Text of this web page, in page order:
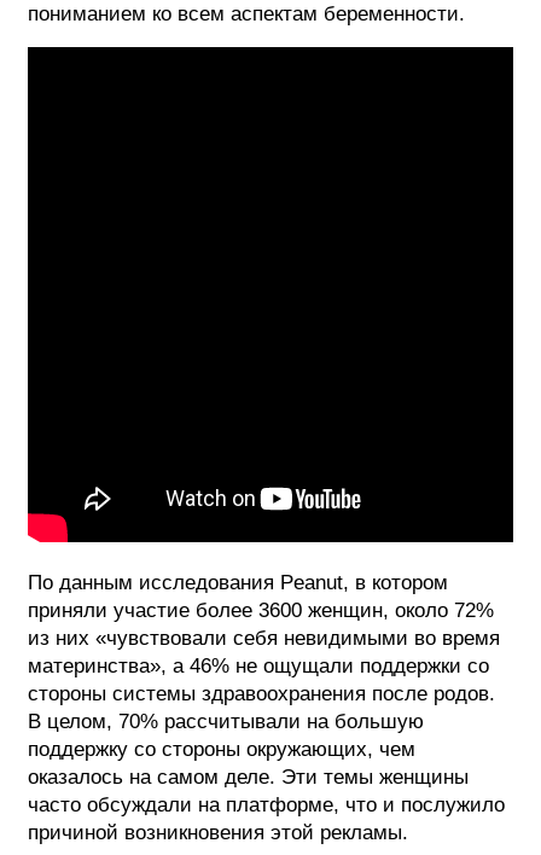
пониманием ко всем аспектам беременности.
По данным исследования Peanut, в котором
приняли участие более 3600 женщин, около 72%
из них «чувствовали себя невидимыми во время
материнства», а 46% не ощущали поддержки со
стороны системы здравоохранения после родов.
В целом, 70% рассчитывали на большую
поддержку со стороны окружающих, чем
оказалось на самом деле. Эти темы женщины
часто обсуждали на платформе, что и послужило
причиной возникновения этой рекламы.